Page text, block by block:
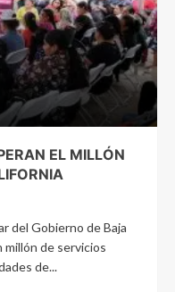
EL MILLÓN
del Gobierno de Baja
millón de servicios
de...